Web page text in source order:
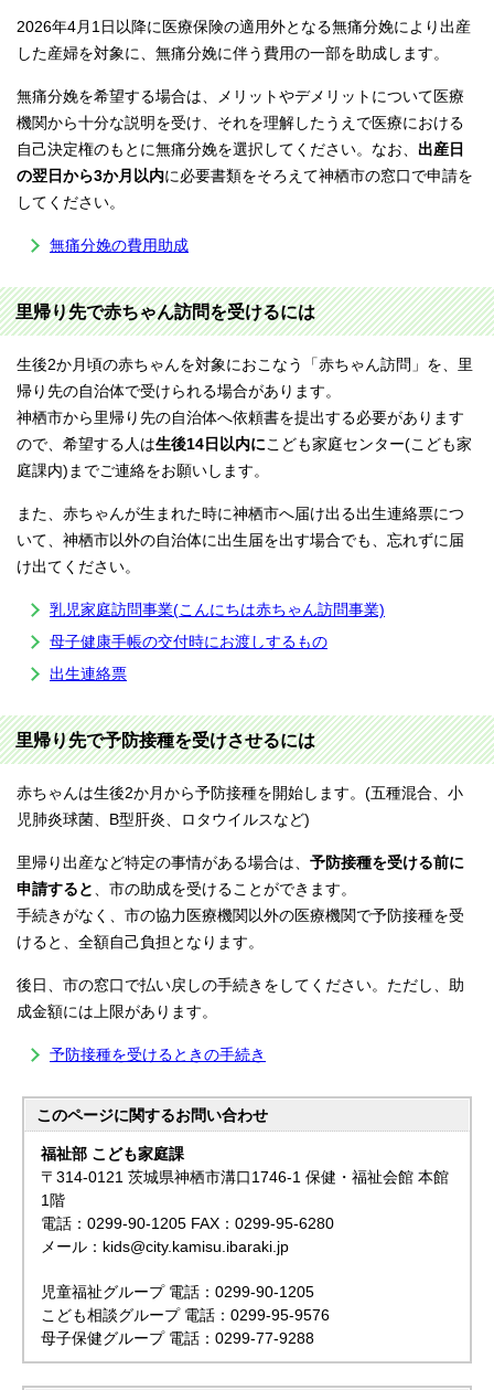
2026年4月1日以降に医療保険の適用外となる無痛分娩により出産
した産婦を対象に、無痛分娩に伴う費用の一部を助成します。
無痛分娩を希望する場合は、メリットやデメリットについて医療
機関から十分な説明を受け、それを理解したうえで医療における
自己決定権のもとに無痛分娩を選択してください。なお、 出産日
の翌日から3か月以内に必要書類をそろえて神栖市の窓口で申請を
してください。
無痛分娩の費用助成
里帰り先で赤ちゃん訪問を受けるには
生後2か月頃の赤ちゃんを対象におこなう「赤ちゃん訪問」を、里
帰り先の自治体で受けられる場合があります。
神栖市から里帰り先の自治体へ依頼書を提出する必要があります
ので、希望する人は生後14日以内にこども家庭センター(こども家
庭課内)までご連絡をお願いします。
また、赤ちゃんが生まれた時に神栖市へ届け出る出生連絡票につ
いて、神栖市以外の自治体に出生届を出す場合でも、忘れずに届
け出てください。
乳児家庭訪問事業(こんにちは赤ちゃん訪問事業)
母子健康手帳の交付時にお渡しするもの
出生連絡票
里帰り先で予防接種を受けさせるには
赤ちゃんは生後2か月から予防接種を開始します。(五種混合、小
児肺炎球菌、B型肝炎、ロタウイルスなど)
里帰り出産など特定の事情がある場合は、 予防接種を受ける前に
申請すると 、市の助成を受けることができます。
手続きがなく、市の協力医療機関以外の医療機関で予防接種を受
けると、全額自己負担となります。
後日、市の窓口で払い戻しの手続きをしてください。ただし、助
成金額には上限があります。
予防接種を受けるときの手続き
このページに関するお問い合わせ
福祉部 こども家庭課
〒314-0121 茨城県神栖市溝口1746-1 保健・福祉会館 本館
1階
電話：0299-90-1205 FAX：0299-95-6280
メール：kids@city.kamisu.ibaraki.jp
児童福祉グループ 電話：0299-90-1205
こども相談グループ 電話：0299-95-9576
母子保健グループ 電話：0299-77-9288